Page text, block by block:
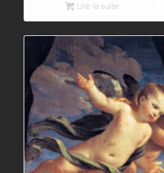
Lire la suite